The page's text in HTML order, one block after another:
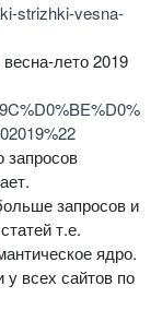
strizhki-vesna-
лето 2019
запросов
запросов и
т.е.
ядро.
всех сайтов по